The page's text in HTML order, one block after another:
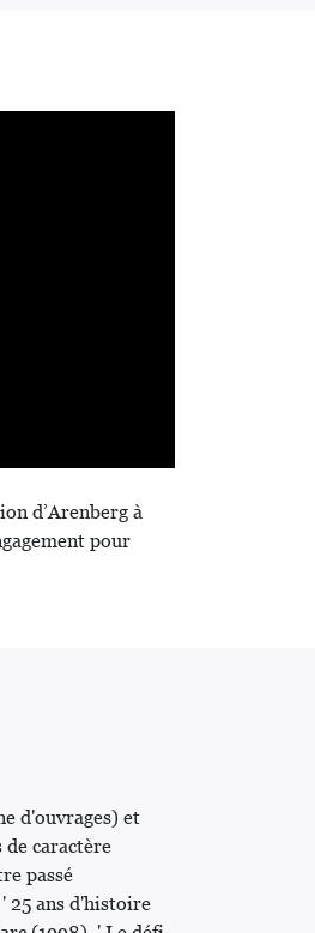
d’Arenberg à
pour
d'ouvrages) et
caractère
passé
25 ans d'histoire